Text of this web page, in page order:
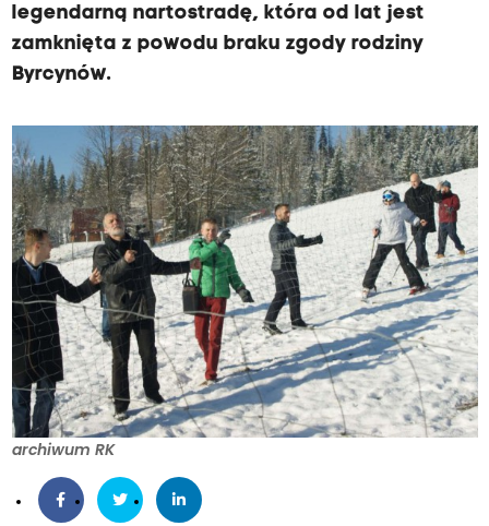
legendarną nartostradę, która od lat jest
zamknięta z powodu braku zgody rodziny
Byrcynów.
archiwum RK